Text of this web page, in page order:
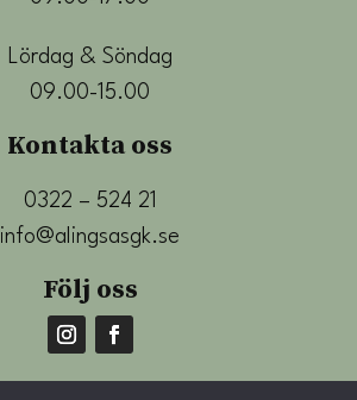
Lördag & Söndag
09.00-15.00
Kontakta oss
0322 – 524 21
info@alingsasgk.se
Följ oss